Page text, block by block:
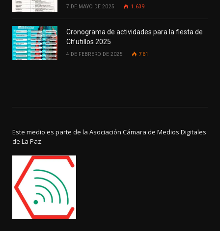
7 DE MAYO DE 2025 1.639
Cronograma de actividades para la fiesta de
Ch’utillos 2025
4 DE FEBRERO DE 2025 761
Este medio es parte de la Asociación Cámara de Medios Digitales
de La Paz.